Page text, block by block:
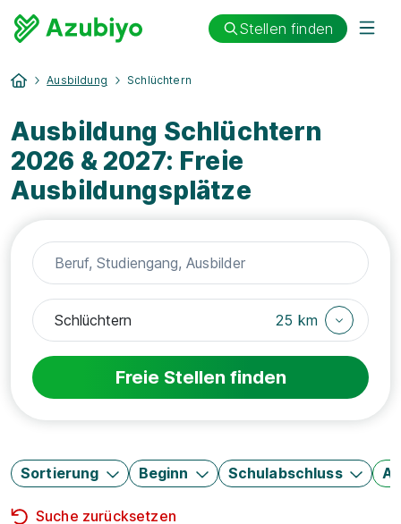
Stellen finden
Ausbildung Schlüchtern
Ausbildung Schlüchtern
2026 & 2027: Freie
Ausbildungsplätze
25 km
Freie Stellen finden
Sortierung Beginn Schulabschluss
Suche zurücksetzen